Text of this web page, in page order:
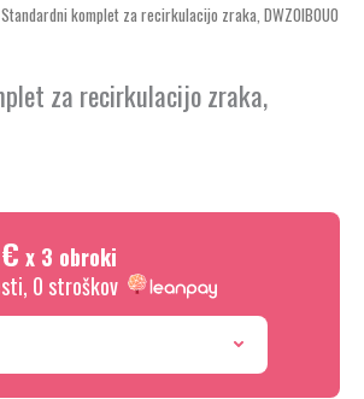
komplet za recirkulacijo zraka, DWZ0IB0U0
za recirkulacijo zraka,
x 3 obroki
0 stroškov